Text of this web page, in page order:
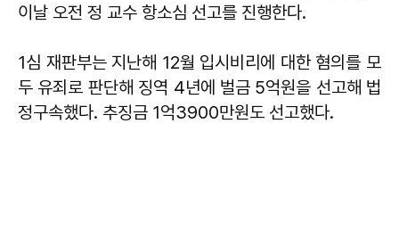
이날 오전 정 교수 항소심 선고를 진행한다.
1심 재판부는 지난해 12월 입시비리에 대한 혐의를 모
두 유죄로 판단해 징역 4년에 벌금 5억원을 선고해 법
정구속했다. 추징금 1억3900만원도 선고했다.